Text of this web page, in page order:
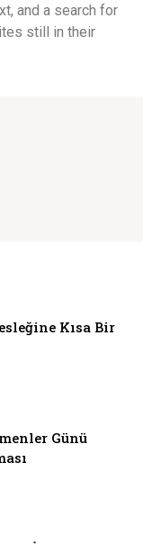
and a search for
still in their
Kısa Bir
Günü